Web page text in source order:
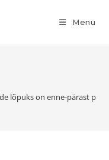
Menu
lõpuks on enne-pärast